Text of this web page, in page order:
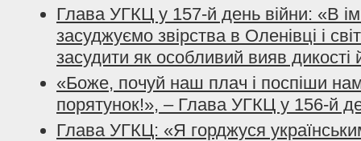
Глава УГКЦ у 157-й день війни: «В
засуджуємо звірства в Оленівці і
засудити як особливий вияв дикості
«Боже, почуй наш плач і поспіши
порятунок!», – Глава УГКЦ у 156-й
Глава УГКЦ: «Я горджуся